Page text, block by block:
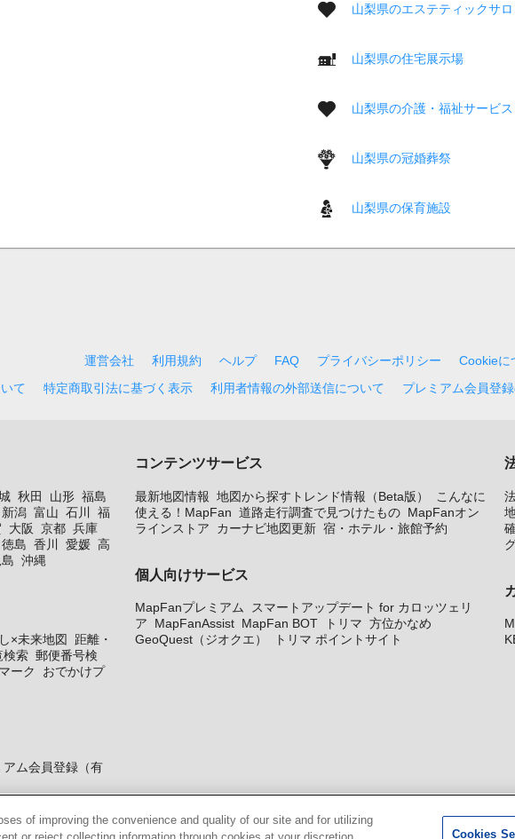
山梨県のエステティックサ
山梨県の住宅展示場
山梨県の介護・福祉サービス
山梨県の冠婚葬祭
山梨県の保育施設
運営会社 利用規約 ヘルプ FAQ プライバシーポリシー
Cookieに
て
特定商取引法に基づく表示 利用者情報の外部送信について プレミアム会員登
秋田 山形 福島
新潟 富山 石川
福
大阪 京都 兵庫
徳島 香川 愛媛 高
沖縄
×未来地図
距離・
検索 郵便番号検
ーク
おでかけプ
ム会員登録（有
コンテンツサービス
最新地図情報 地図から探すトレンド情報（Beta版）
こんなに
使える！MapFan 道路走行調査で見つけたもの MapFanオン
ラインストア
カーナビ地図更新 宿・ホテル・旅館予約
個人向けサービス
MapFanプレミアム
スマートアップデート for カロッツェリ
ア
MapFanAssist MapFan BOT トリマ 方位かなめ
GeoQuest（ジオクエ）
トリマ ポイントサイト
of improving the convenience and quality of our site and for utilizing
Cookies